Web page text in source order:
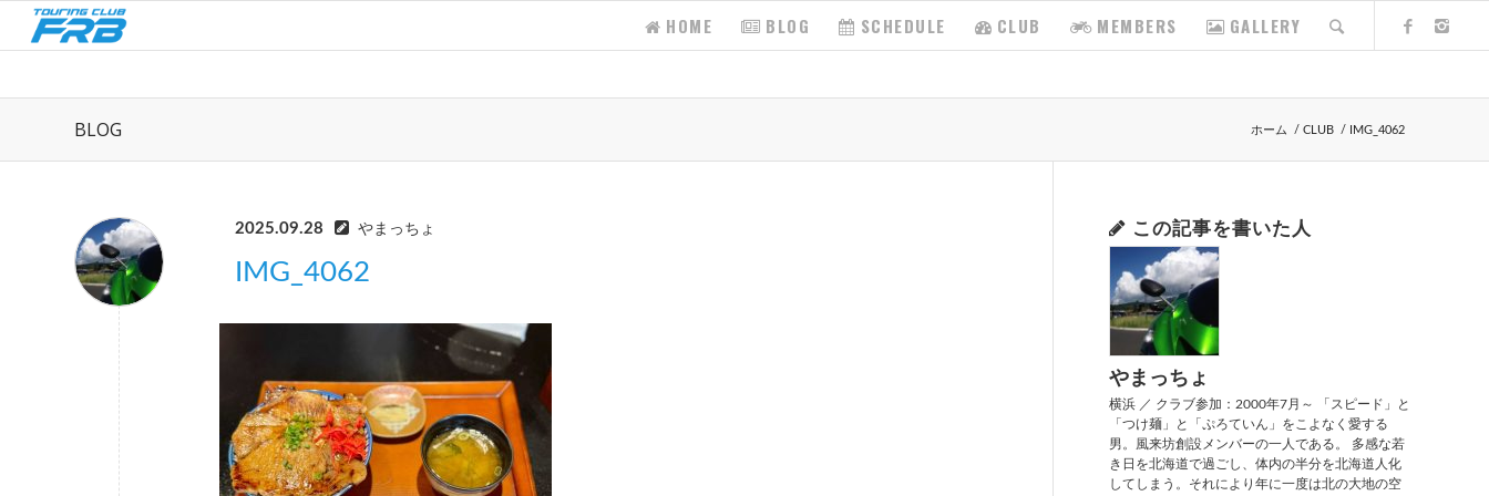
HOME BLOG SCHEDULE CLUB MEMBERS GALLERY
BLOG ホーム / CLUB / IMG_4062
2025.09.28 やまっちょ
IMG_4062
この記事を書いた人
やまっちょ
横浜 ／ クラブ参加：2000年7月～ 「スピード」と
「つけ麺」と「ぷろていん」をこよなく愛する
男。風来坊創設メンバーの一人である。 多感な若
き日を北海道で過ごし、体内の半分を北海道人化
してしまう。それにより年に一度は北の大地の空